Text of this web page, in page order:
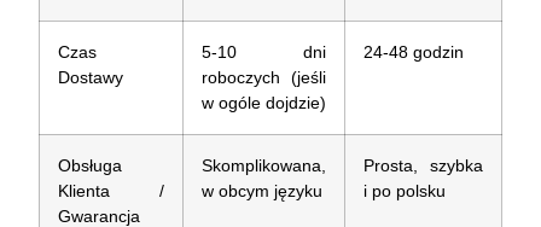
Czas
Dostawy
5-10 dni
roboczych (jeśli
w ogóle dojdzie)
24-48 godzin
Obsługa
Klienta /
Gwarancja
Skomplikowana,
w obcym języku
Prosta, szybka
i po polsku